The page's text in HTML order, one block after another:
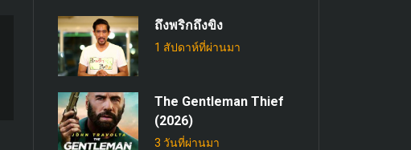
ถึงพริกถึงขิง
1 สัปดาห์ที่ผ่านมา
The Gentleman Thief
(2026)
3 วันที่ผ่านมา